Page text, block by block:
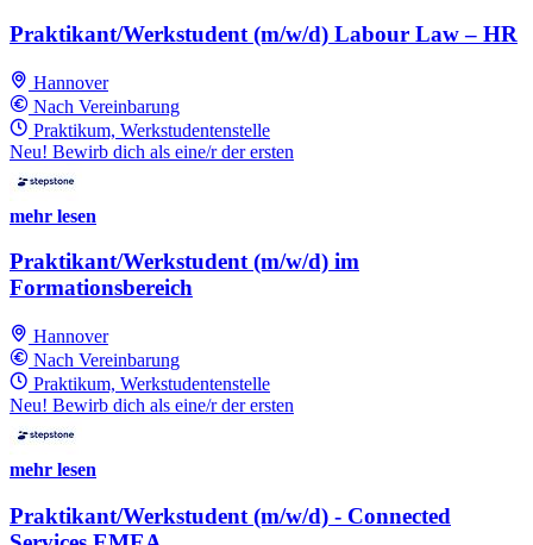
Praktikant/Werkstudent (m/w/d) Labour Law – HR
Hannover
Nach Vereinbarung
Praktikum, Werkstudentenstelle
Neu! Bewirb dich als eine/r der ersten
mehr lesen
Praktikant/Werkstudent (m/w/d) im
Formationsbereich
Hannover
Nach Vereinbarung
Praktikum, Werkstudentenstelle
Neu! Bewirb dich als eine/r der ersten
mehr lesen
Praktikant/Werkstudent (m/w/d) - Connected